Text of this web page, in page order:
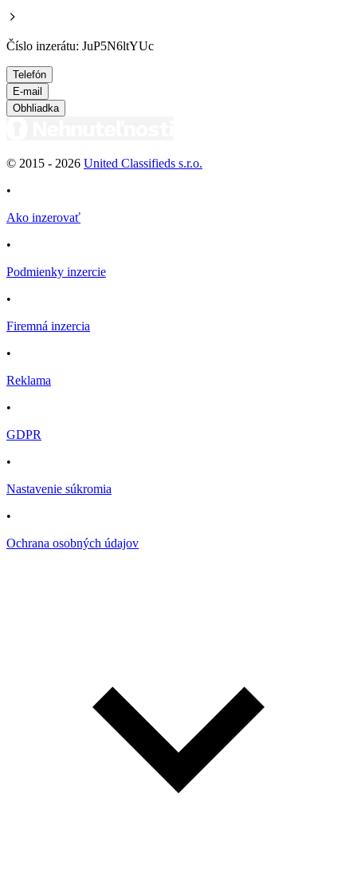
Číslo inzerátu: JuP5N6ltYUc
Telefón
E-mail
Obhliadka
© 2015 - 2026 United Classifieds s.r.o.
•
Ako inzerovať
•
Podmienky inzercie
•
Firemná inzercia
•
Reklama
•
GDPR
•
Nastavenie súkromia
•
Ochrana osobných údajov